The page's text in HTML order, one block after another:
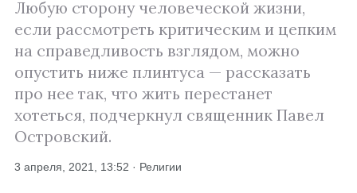
Любую сторону человеческой жизни,
если рассмотреть критическим и цепким
на справедливость взглядом, можно
опустить ниже плинтуса — рассказать
про нее так, что жить перестанет
хотеться, подчеркнул священник Павел
Островский.
3 апреля, 2021, 13:52 · Религии